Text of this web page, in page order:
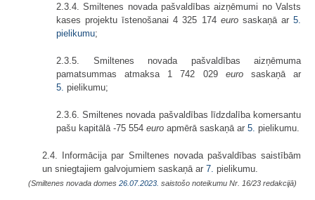
2.3.4. Smiltenes novada pašvaldības aizņēmumi no Valsts
kases projektu īstenošanai 4 325 174 eurosaskaņā ar5.
pielikumu;
2.3.5. Smiltenes novada pašvaldības aizņēmuma
pamatsummas atmaksa 1 742 029 eurosaskaņā ar
5. pielikumu;
2.3.6. Smiltenes novada pašvaldības līdzdalība komersantu
pašu kapitālā -75 554 euro apmērā saskaņā ar 5. pielikumu.
2.4. Informācija par Smiltenes novada pašvaldības saistībām
un sniegtajiem galvojumiem saskaņā ar 7. pielikumu.
(Smiltenes novada domes 26.07.2023. saistošo noteikumu Nr. 16/23 redakcijā)